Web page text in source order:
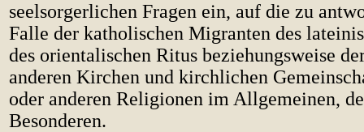
seelsorgerlichen Fragen ein, auf die zu
Falle der katholischen Migranten des
des orientalischen Ritus beziehungsweise
anderen Kirchen und kirchlichen
oder anderen Religionen im Allgemeinen,
Besonderen.